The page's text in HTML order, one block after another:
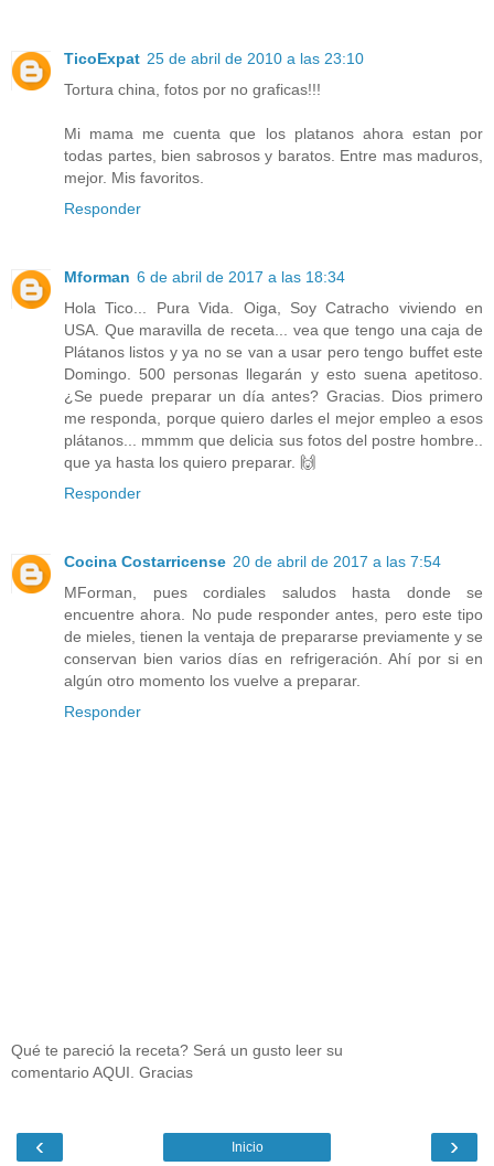
TicoExpat 25 de abril de 2010 a las 23:10
Tortura china, fotos por no graficas!!!
Mi mama me cuenta que los platanos ahora estan por
todas partes, bien sabrosos y baratos. Entre mas maduros,
mejor. Mis favoritos.
Responder
Mforman 6 de abril de 2017 a las 18:34
Hola Tico... Pura Vida. Oiga, Soy Catracho viviendo en
USA. Que maravilla de receta... vea que tengo una caja de
Plátanos listos y ya no se van a usar pero tengo buffet este
Domingo. 500 personas llegarán y esto suena apetitoso.
¿Se puede preparar un día antes? Gracias. Dios primero
me responda, porque quiero darles el mejor empleo a esos
plátanos... mmmm que delicia sus fotos del postre hombre..
que ya hasta los quiero preparar. 🙌
Responder
Cocina Costarricense 20 de abril de 2017 a las 7:54
MForman, pues cordiales saludos hasta donde se
encuentre ahora. No pude responder antes, pero este tipo
de mieles, tienen la ventaja de prepararse previamente y se
conservan bien varios días en refrigeración. Ahí por si en
algún otro momento los vuelve a preparar.
Responder
Qué te pareció la receta? Será un gusto leer su
comentario AQUI. Gracias
‹ ›
Inicio